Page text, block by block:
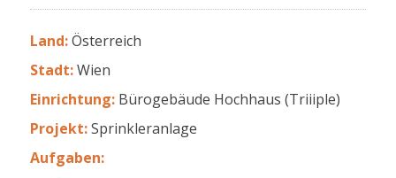
Land:Österreich
Stadt:Wien
Einrichtung: Bürogebäude Hochhaus (Triiiple)
Projekt:Sprinkleranlage
Aufgaben: